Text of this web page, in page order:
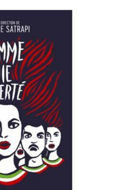
S'ABONNER
LA NEWSLETTER
LINKEDINYOUTUBE